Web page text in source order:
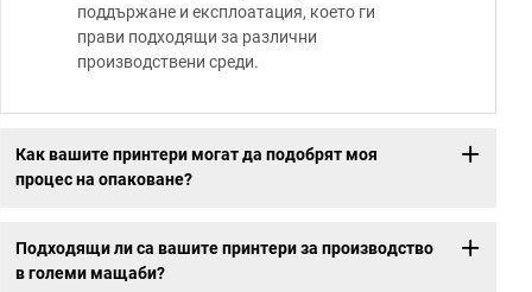
поддържане и експлоатация, което ги
прави подходящи за различни
производствени среди.
Как вашите принтери могат да подобрят моя
процес на опаковане?
Подходящи ли са вашите принтери за производство
в големи мащаби?